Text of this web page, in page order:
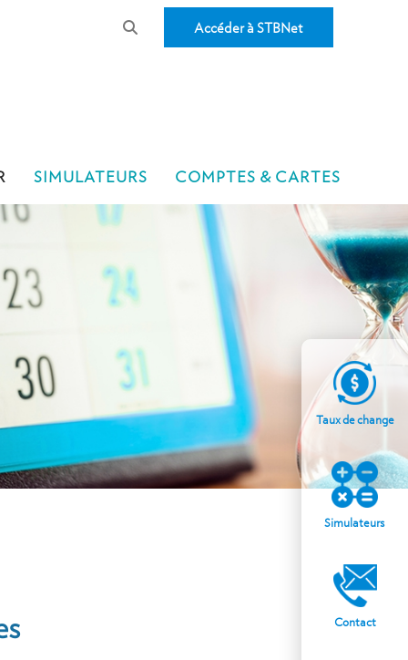
Accéder à STBNet
SIMULATEURS COMPTES & CARTES
Taux de change
Simulateurs
Contact